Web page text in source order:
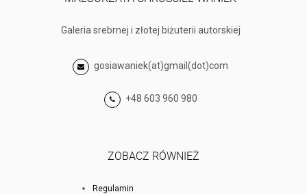
Galeria srebrnej i złotej biżuterii autorskiej
gosiawaniek(at)gmail(dot)com
+48 603 960 980
ZOBACZ RÓWNIEŻ
Regulamin